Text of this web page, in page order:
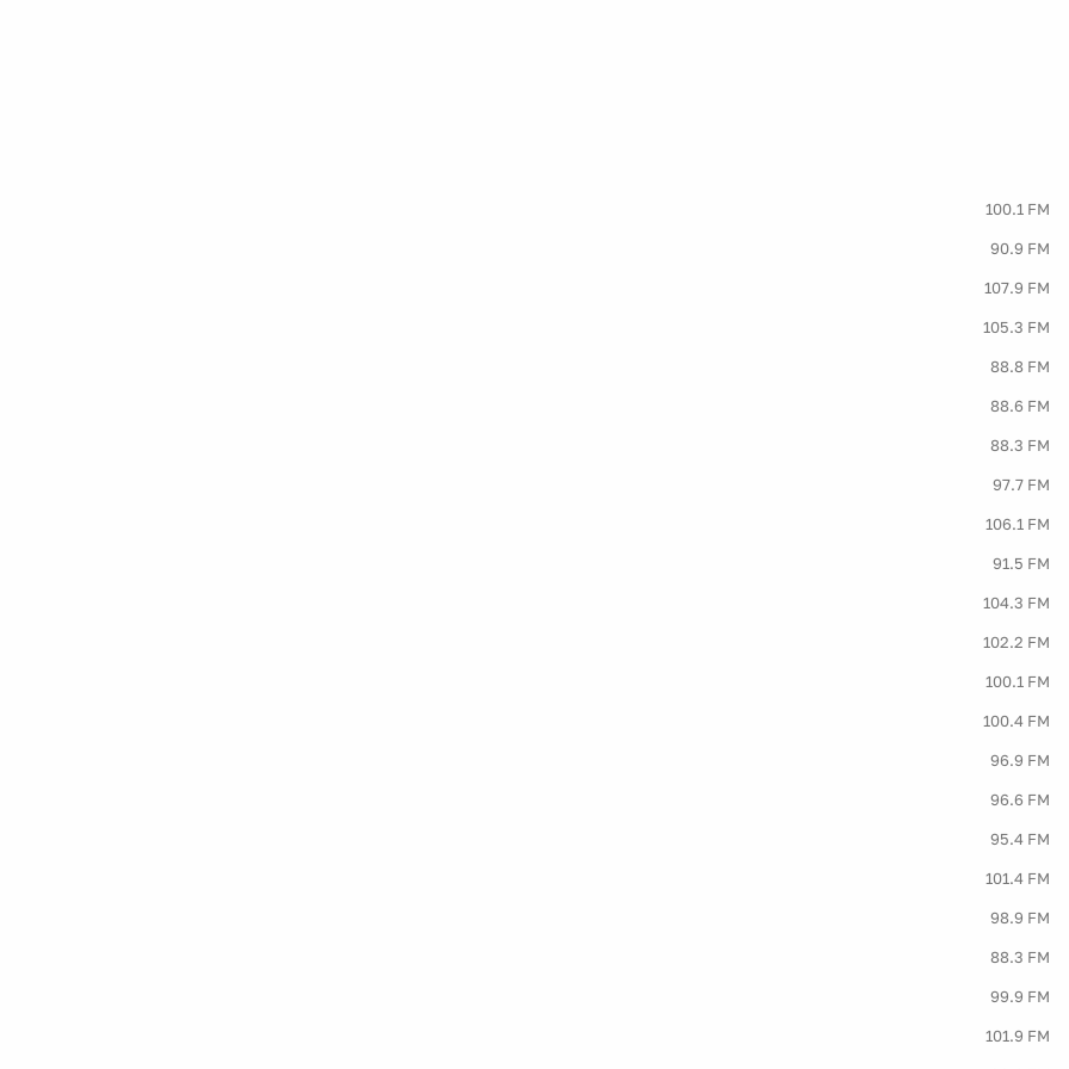
100.1 FM
90.9 FM
107.9 FM
105.3 FM
88.8 FM
88.6 FM
88.3 FM
97.7 FM
106.1 FM
91.5 FM
104.3 FM
102.2 FM
100.1 FM
100.4 FM
96.9 FM
96.6 FM
95.4 FM
101.4 FM
98.9 FM
88.3 FM
99.9 FM
101.9 FM